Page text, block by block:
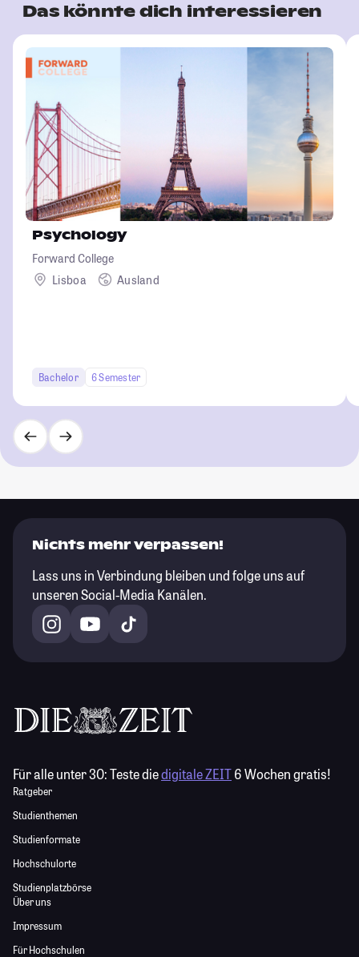
Das könnte dich interessieren
Psychology
Forward College
Lisboa
Ausland
Bachelor 6 Semester
Nichts mehr verpassen!
Lass uns in Verbindung bleiben und folge uns auf
unseren Social-Media Kanälen.
Für alle unter 30:Teste diedigitale ZEIT6 Wochen gratis!
Ratgeber
Studienthemen
Studienformate
Hochschulorte
Studienplatzbörse
Über uns
Impressum
Für Hochschulen